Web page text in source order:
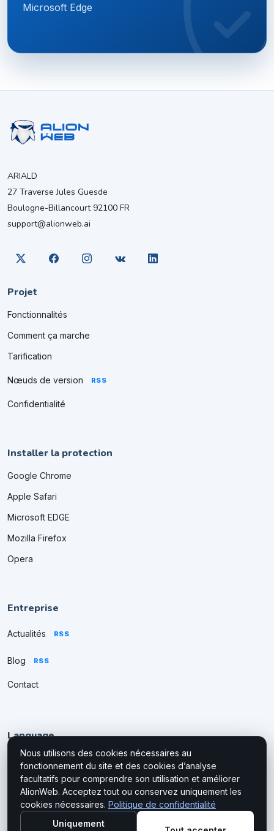
Microsoft Edge
ARIALD
27 Traverse Jules Guesde
Boulogne-Billancourt 92100 FR
support@alionweb.ai
Projet
Fonctionnalités
Comment ça marche
Tarification
Nœuds de version RSS
Confidentialité
Installer la protection
Google Chrome
Apple Safari
Microsoft EDGE
Mozilla Firefox
Opera
Entreprise
Actualités RSS
Blog RSS
Contact
Language
Nous utilisons des cookies nécessaires au
fonctionnement du site et des cookies d’analyse
facultatifs pour comprendre son utilisation et améliorer
AlionWeb. Acceptez tout ou conservez uniquement les
cookies nécessaires. Politique de confidentialité
Uniquement